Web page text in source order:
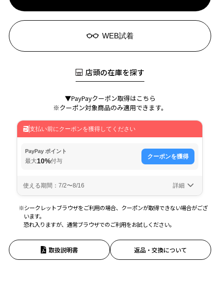
WEB試着
店頭の在庫を探す
▼PayPayクーポン取得はこちら
※クーポン対象商品のみ適用できます。
※シークレットブラウザをご利用の場合、クーポンが取得できない場合がござ
います。
恐れ入りますが、通常ブラウザでのご利用をお試しください。
取扱説明書 返品・交換について